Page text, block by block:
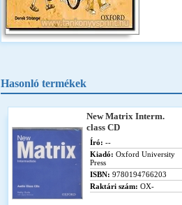
Hasonló termékek
New Matrix Interm.
class CD
Író: --
Kiadó: Oxford University
Press
ISBN: 9780194766203
Raktári szám: OX-